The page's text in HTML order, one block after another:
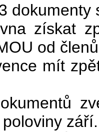
dokumenty
získat
od
mít
září.